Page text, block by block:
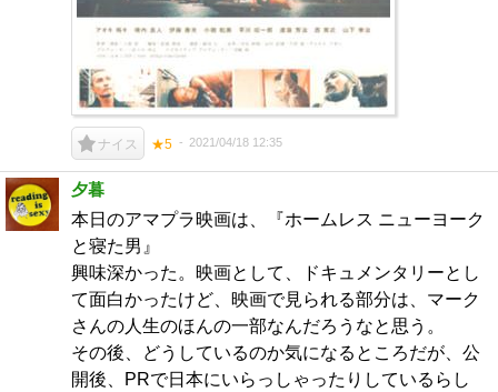
ナイス ★5 2021/04/18 12:35
夕暮
本日のアマプラ映画は、『ホームレス ニューヨーク
と寝た男』
興味深かった。映画として、ドキュメンタリーとし
て面白かったけど、映画で見られる部分は、マーク
さんの人生のほんの一部なんだろうなと思う。
その後、どうしているのか気になるところだが、公
開後、PRで日本にいらっしゃったりしているらし